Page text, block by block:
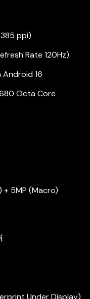
ppi)
Rate 120Hz)
Android 16
Octa Core
+ 5MP (Macro)
Under Display)